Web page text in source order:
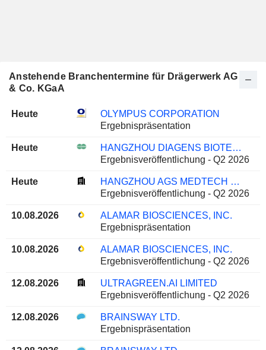
Anstehende Branchentermine für Drägerwerk AG
& Co. KGaA
Heute
OLYMPUS CORPORATION
Ergebnispräsentation
Heute
HANGZHOU DIAGENS BIOTECHNOLOGY CO., LTD.
Ergebnisveröffentlichung - Q2 2026
Heute
HANGZHOU AGS MEDTECH CO., LTD.
Ergebnisveröffentlichung - Q2 2026
10.08.2026
ALAMAR BIOSCIENCES, INC.
Ergebnispräsentation
10.08.2026
ALAMAR BIOSCIENCES, INC.
Ergebnisveröffentlichung - Q2 2026
12.08.2026
ULTRAGREEN.AI LIMITED
Ergebnisveröffentlichung - Q2 2026
12.08.2026
BRAINSWAY LTD.
Ergebnispräsentation